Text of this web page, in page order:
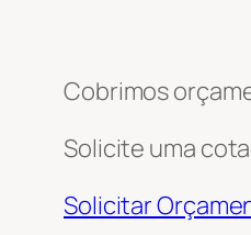
Cobrimos
Solicite uma
Solicitar